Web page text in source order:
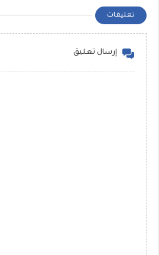
كاملة
تعليقات
إرسال تعليق